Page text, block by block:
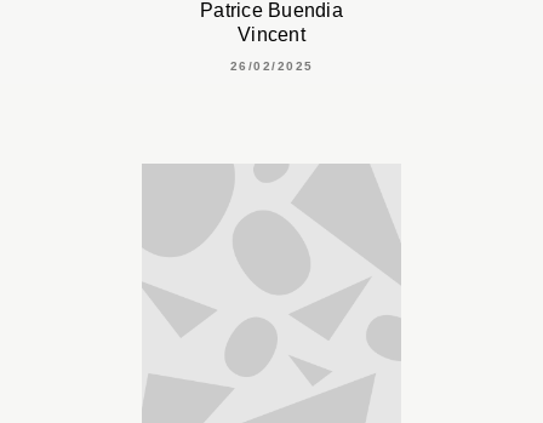
Patrice Buendia
Vincent
26/02/2025